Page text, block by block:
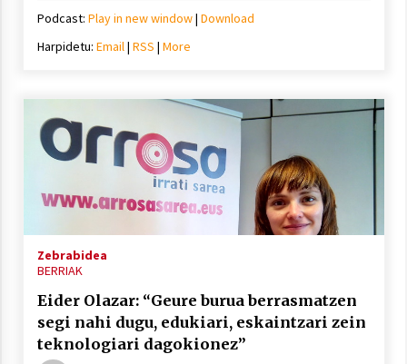
Podcast: Play in new window| Download
Harpidetu: Email| RSS | More
Zebrabidea
BERRIAK
Eider Olazar: “Geure burua berrasmatzen
segi nahi dugu, edukiari, eskaintzari zein
teknologiari dagokionez”